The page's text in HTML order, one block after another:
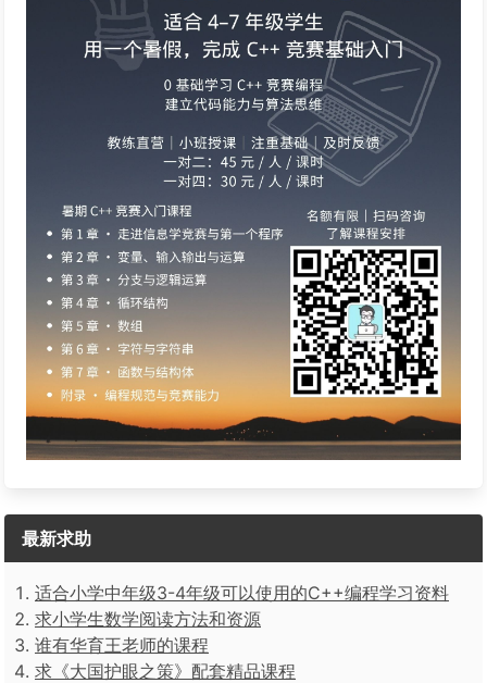
最新求助
适合小学中年级3-4年级可以使用的C++编程学习资料
求小学生数学阅读方法和资源
谁有华育王老师的课程
求《大国护眼之策》配套精品课程